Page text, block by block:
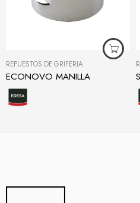
REPUESTOS DE GRIFERÍA
ECONOVO MANILLA